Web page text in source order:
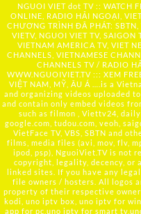
NGUOI VIET dot TV :: WATCH
ONLINE, RADIO HẢI NGOẠI,
CHƯƠNG TRÌNH ĐÃ PHÁT: SBTN,
VIETV, NGUOI VIET TV, SAIGON
VIETNAM AMERICA TV, VIET
CHANNELS, VIETNAMESE
CHANNELS TV / RADIO
WWW.NGUOIVIET.TV ::: XEM
VIỆT NAM, MỸ, ÂU Á ….is a
and organizing videos uploaded
and contain only embed videos
such as filmon , Viettv24,
google.com, tudou.com, veoh,
VietFace TV, VBS, SBTN and
films, media files (avi, mov, flv,
ipod, psp), NguoiViet.TV is not
copyright, legality, decency, or
linked sites. If you have any
file owners / hosters. All logos
property of their respective
kodi, uno iptv box, uno iptv for
app for pc,uno iptv for smart